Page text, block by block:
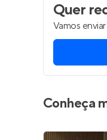
Quer
Vamos
Conheça